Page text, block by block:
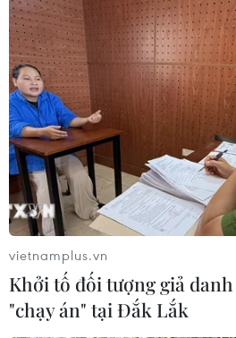
vietnamplus.vn
Khởi tố đối tượng giả
"chạy án" tại Đắk Lắk